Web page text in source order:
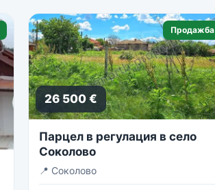
Продажба
26 500 €
Парцел в регулация в село
Соколово
📍 Соколово